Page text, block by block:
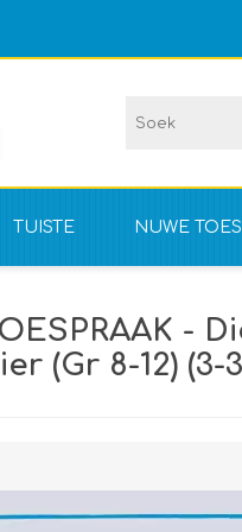
TUISTE NUWE
NIE vir
-
(Gr 8-12) (3-